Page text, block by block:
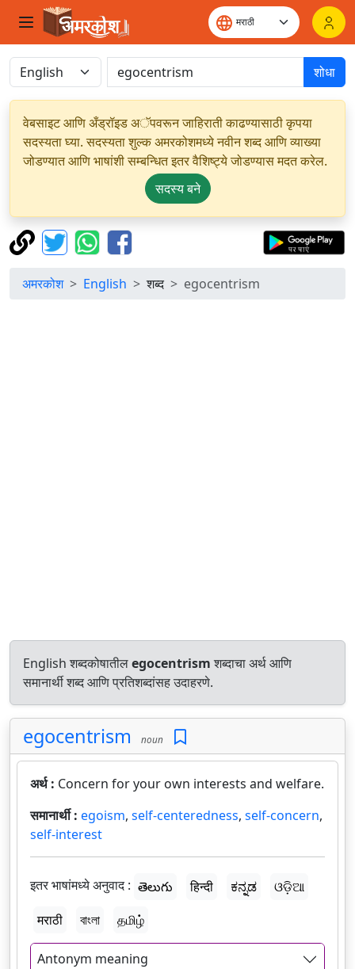
शोधा
वेबसाइट आणि अँड्रॉइड अॅपवरून जाहिराती काढण्यासाठी कृपया
सदस्यता घ्या. सदस्यता शुल्क अमरकोशमध्ये नवीन शब्द आणि व्याख्या
जोडण्यात आणि भाषांशी सम्बन्धित इतर वैशिष्ट्ये जोडण्यास मदत करेल.
सदस्य बने
अमरकोश English शब्द egocentrism
English शब्दकोषातीलegocentrismशब्दाचा अर्थ आणि
समानार्थी शब्द आणि प्रतिशब्दांसह उदाहरणे.
egocentrism noun
अर्थ : Concern for your own interests and welfare.
समानार्थी : egoism, self-centeredness, self-concern,
self-interest
इतर भाषांमध्ये अनुवाद : తెలుగు हिन्दी ಕನ್ನಡ
ଓଡ଼ିଆ
मराठी
বাংলা தமிழ்
Antonym meaning